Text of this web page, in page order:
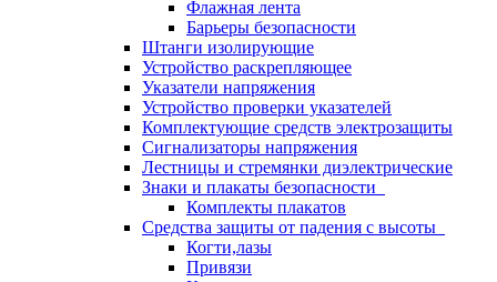
Флажная лента
Барьеры безопасности
Штанги изолирующие
Устройство раскрепляющее
Указатели напряжения
Устройство проверки указателей
Комплектующие средств электрозащиты
Сигнализаторы напряжения
Лестницы и стремянки диэлектрические
Знаки и плакаты безопасности
Комплекты плакатов
Средства защиты от падения с высоты
Когти,лазы
Привязи